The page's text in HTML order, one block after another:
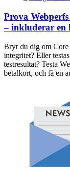
Prova
– inkluderar en
Bryr du dig om
integritet? Eller
testresultat? Testa
betalkort, och få en